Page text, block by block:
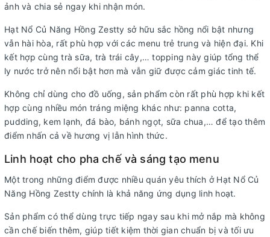
ảnh và chia sẻ ngay khi nhận món.
Hạt Nổ Củ Năng Hồng Zestty sở hữu sắc hồng nổi bật nhưng
vẫn hài hòa, rất phù hợp với các menu trẻ trung và hiện đại. Khi
kết hợp cùng trà sữa, trà trái cây,… topping này giúp tổng thể
ly nước trở nên nổi bật hơn mà vẫn giữ được cảm giác tinh tế.
Không chỉ dùng cho đồ uống, sản phẩm còn rất phù hợp khi kết
hợp cùng nhiều món tráng miệng khác như: panna cotta,
pudding, kem lạnh, đá bào, bánh ngọt, sữa chua,… để tạo thêm
điểm nhấn cả về hương vị lẫn hình thức.
Linh hoạt cho pha chế và sáng tạo menu
Một trong những điểm được nhiều quán yêu thích ở Hạt Nổ Củ
Năng Hồng Zestty chính là khả năng ứng dụng linh hoạt.
Sản phẩm có thể dùng trực tiếp ngay sau khi mở nắp mà không
cần chế biến thêm, giúp tiết kiệm thời gian chuẩn bị và tối ưu